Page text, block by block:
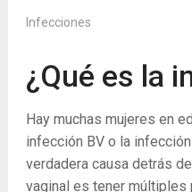
Infecciones
¿Qué es la
Hay muchas mujeres en
infección BV o la
verdadera causa detrás
vaginal es tener múltiples